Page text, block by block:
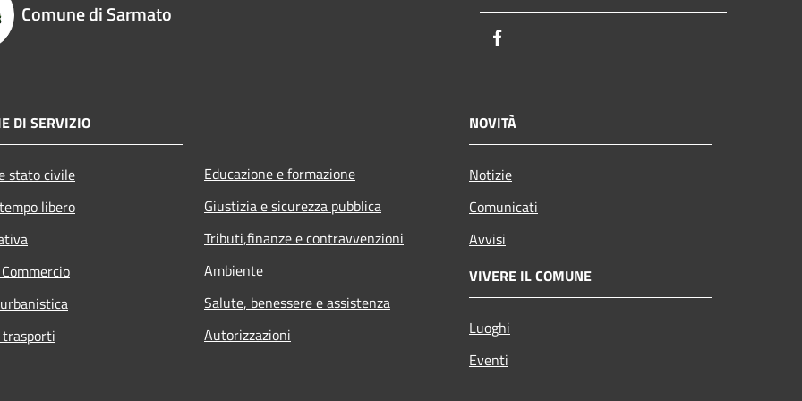
Comune di Sarmato
DI SERVIZIO
stato civile
libero
Educazione e formazione
Giustizia e sicurezza pubblica
Tributi,finanze e contravvenzioni
Ambiente
Salute, benessere e assistenza
Autorizzazioni
NOVITÀ
Notizie
Comunicati
Avvisi
VIVERE IL COMUNE
Luoghi
Eventi